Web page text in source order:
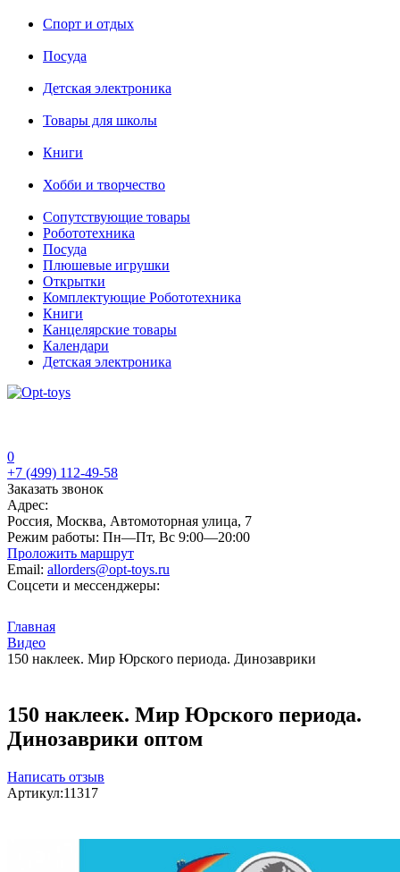
Спорт и отдых
Посуда
Детская электроника
Товары для школы
Книги
Хобби и творчество
Сопутствующие товары
Робототехника
Посуда
Плюшевые игрушки
Открытки
Комплектующие Робототехника
Книги
Канцелярские товары
Календари
Детская электроника
0
+7 (499) 112-49-58
Заказать звонок
Адрес:
Россия, Москва, Автомоторная улица, 7
Режим работы: Пн—Пт, Вс 9:00—20:00
Проложить маршрут
Email: allorders@opt-toys.ru
Соцсети и мессенджеры:
Главная
Видео
150 наклеек. Мир Юрского периода. Динозаврики
150 наклеек. Мир Юрского периода.
Динозаврики оптом
Написать отзыв
Артикул:11317